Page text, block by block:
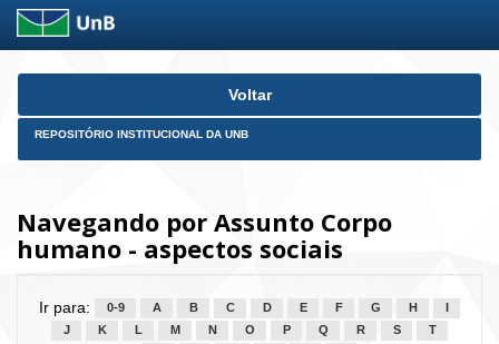
Skip
Voltar
REPOSITÓRIO INSTITUCIONAL DA UNB
Navegando por Assunto Corpo
humano - aspectos sociais
Ir para: 0-9 A B C D E F G H
J
K L M N O P Q R S
T